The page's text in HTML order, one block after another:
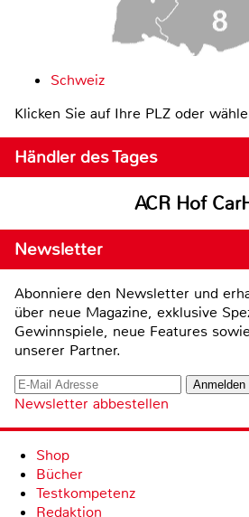
Schweiz
Klicken Sie auf Ihre PLZ oder
Händler des Tages
ACR Hof
Newsletter
Abonniere den Newsletter und
über neue Magazine, exklusive
Gewinnspiele, neue Features
unserer Partner.
Newsletter abbestellen
Shop
Bücher
Testkompetenz
Redaktion